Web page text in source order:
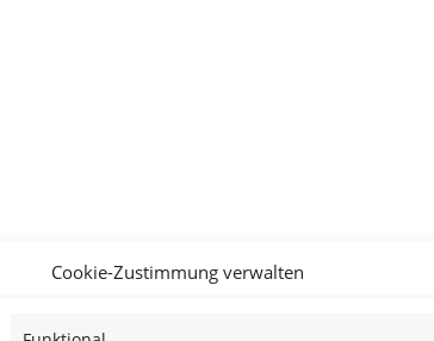
Cookie-Zustimmung verwalten